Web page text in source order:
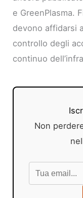
e GreenPlasma.
devono affidarsi
controllo degli
continuo
Non